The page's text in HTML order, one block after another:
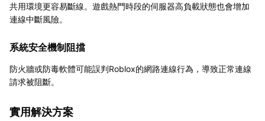
共用環境更容易斷線。遊戲熱門時段的伺服器高負載狀態也會增加
連線中斷風險。
系統安全機制阻擋
防火牆或防毒軟體可能誤判Roblox的網路連線行為，導致正常連線
請求被阻斷。
實用解決方案